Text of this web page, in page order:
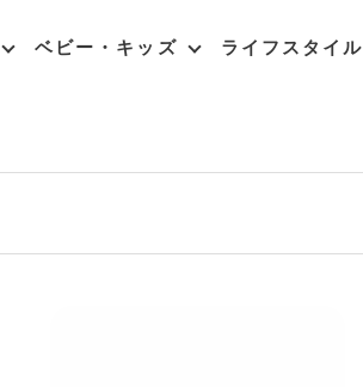
ベビー・キッズ ライフスタイル